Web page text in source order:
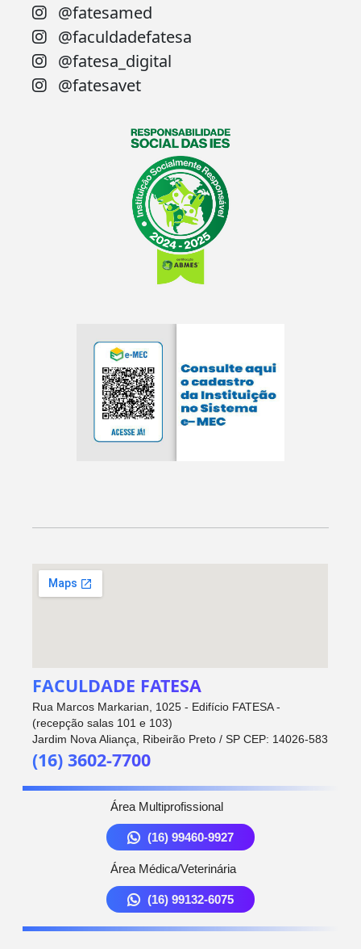
@fatesamed
@faculdadefatesa
@fatesa_digital
@fatesavet
FACULDADE FATESA
Rua Marcos Markarian, 1025 - Edifício FATESA -
(recepção salas 101 e 103)
Jardim Nova Aliança, Ribeirão Preto / SP CEP: 14026-583
(16) 3602-7700
Área Multiprofissional
(16) 99460-9927
Área Médica/Veterinária
(16) 99132-6075